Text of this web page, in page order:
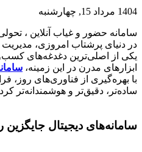
1404 مرداد 15, چهارشنبه
سامانه حضور و غیاب آنلاین ،
در دنیای پرشتاب امروزی، مدیریت
یکی از اصلی‌ترین دغدغه‌های
ابزارهای مدرن در این زمینه،
با بهره‌گیری از فناوری‌های روز،
ساده‌تر، دقیق‌تر و هوشمندانه‌تر
سامانه‌های دیجیتال